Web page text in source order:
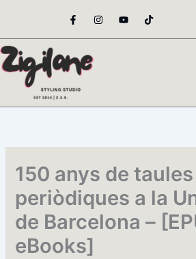
content
F
a
e
o
o
-
I
n
t
Y
o
t
T
i
t
150 anys de taules
periòdiques a la
de Barcelona –
eBooks]